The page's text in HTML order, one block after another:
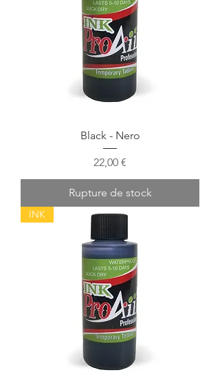
Black - Nero
Prix
22,00 €
Rupture de stock
INK